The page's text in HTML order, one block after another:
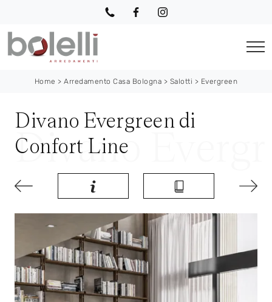
Home >Arredamento Casa Bologna > Salotti > Evergreen
Divano Evergreen di
Confort Line